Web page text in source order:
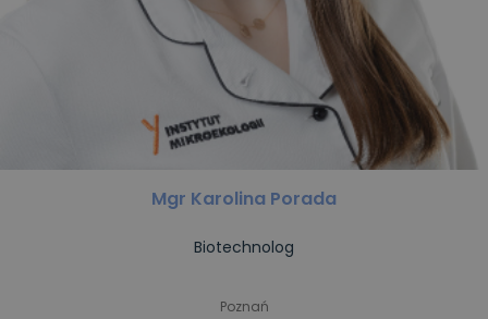
Mgr Karolina Porada
Biotechnolog
Poznań